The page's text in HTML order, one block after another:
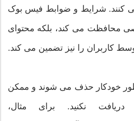
کنند. شرایط و ضوابط فیس بوک
محافظت می کند، بلکه محتوای
کاربران را نیز تضمین می کند.
طور خودکار حذف می شوند و ممکن
نکنید. برای مثال،